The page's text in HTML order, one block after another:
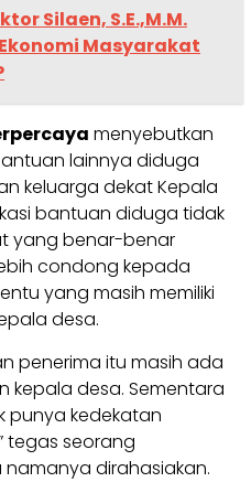
Silaen, S.E.,M.M.
Masyarakat
menyebutkan
lainnya diduga
keluarga dekat Kepala
bantuan diduga tidak
yang benar-benar
condong kepada
yang masih memiliki
desa.
penerima itu masih ada
kepala desa. Sementara
punya kedekatan
tegas seorang
dirahasiakan.